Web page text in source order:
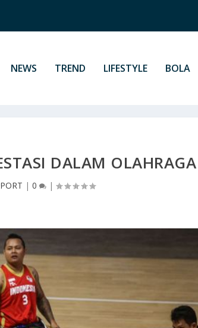
NEWS TREND LIFESTYLE BOLA
DALAM OLAHRAGA
| 0 |